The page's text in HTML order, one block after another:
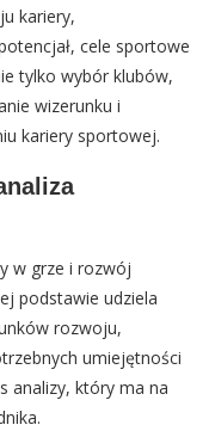
kariery,
cele sportowe
tylko wybór klubów,
wizerunku i
kariery sportowej.
w grze i rozwój
podstawie udziela
rozwoju,
umiejętności
analizy, który ma na